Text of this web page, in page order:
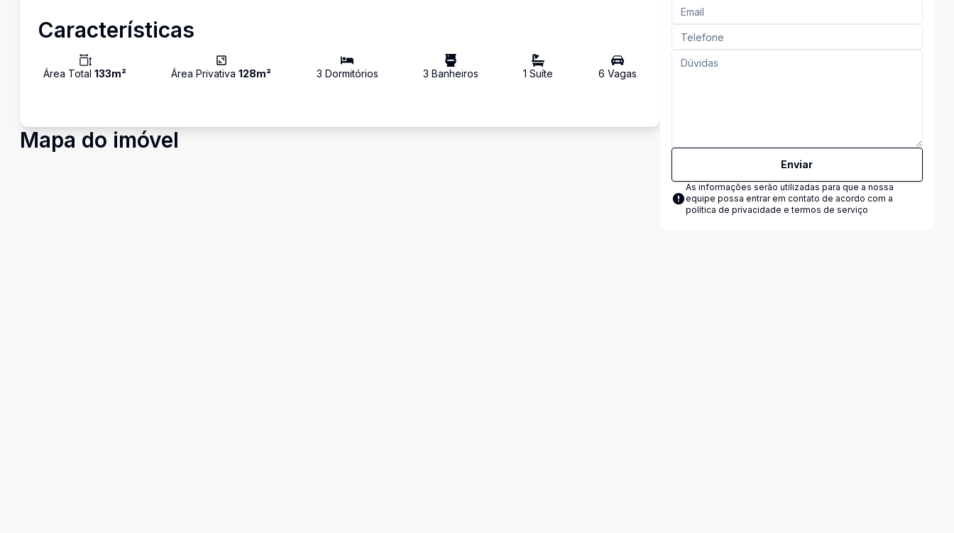
Características
Área Total 133m² Área Privativa128m² 3 Dormitórios 3 Banheiros 1 Suíte 6 Vagas
Mapa do imóvel
Enviar
As informações serão utilizadas para que a nossa
equipe possa entrar em contato de acordo com a
política de privacidade e termos de serviço